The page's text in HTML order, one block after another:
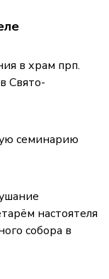
в храм прп.
Свято-
семинарию
настоятеля
собора в